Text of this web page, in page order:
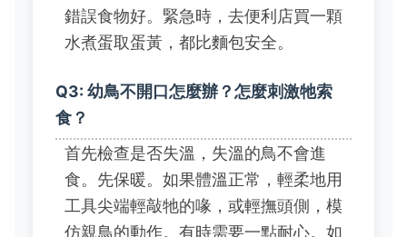
錯誤食物好。緊急時，去便利店買一顆
水煮蛋取蛋黃，都比麵包安全。
Q3: 幼鳥不開口怎麼辦？怎麼刺激牠索
食？
首先檢查是否失溫，失溫的鳥不會進
食。先保暖。如果體溫正常，輕柔地用
工具尖端輕敲牠的喙，或輕撫頭側，模
仿親鳥的動作。有時需要一點耐心。如